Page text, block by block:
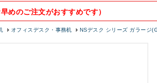
めのご注文がおすすめです）
オフィスデスク・事務机 NSデスク シリーズ ガラージ